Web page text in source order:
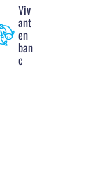
Viv
ant
en
ban
c